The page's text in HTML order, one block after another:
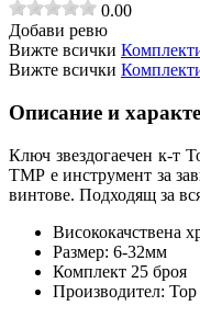
0.00
Добави ревю
Вижте всички
Вижте всички
Описание и
Ключ звездогаечен к-т
TMP е инструмент за
винтове. Подходящ за
Висококачствена
Размер: 6-32мм
Комплект 25 броя
Производител: Top